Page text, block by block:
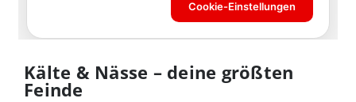
Kälte & Nässe – deine größten
Feinde